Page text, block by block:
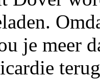
je meer